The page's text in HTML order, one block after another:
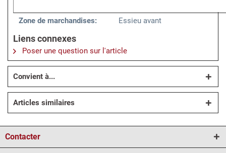
Zone de marchandises: Essieu avant
Liens connexes
Poser une question sur l'article
Convient à...
Articles similaires
Contacter